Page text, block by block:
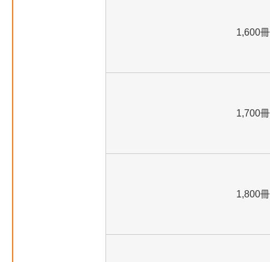
1,600冊
1,700冊
1,800冊